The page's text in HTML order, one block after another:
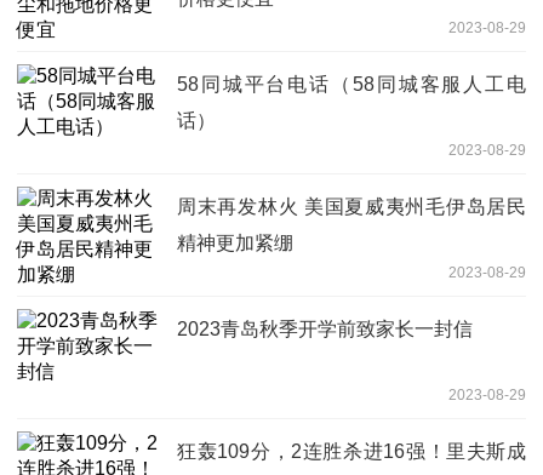
2023-08-29
58同城平台电话（58同城客服人工电
话）
2023-08-29
周末再发林火 美国夏威夷州毛伊岛居民
精神更加紧绷
2023-08-29
2023青岛秋季开学前致家长一封信
2023-08-29
狂轰109分，2连胜杀进16强！里夫斯成